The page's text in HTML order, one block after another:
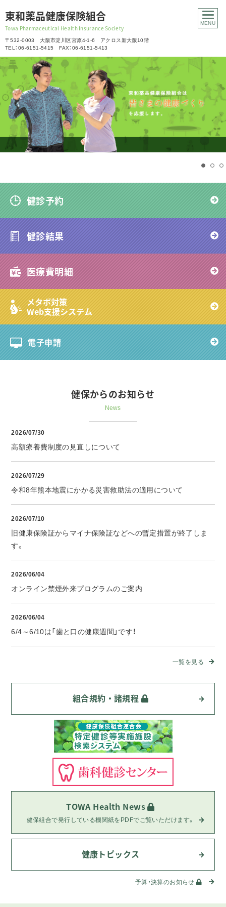
東和薬品健康保険組合
Towa Pharmaceutical Health Insurance Society
〒532-0003 大阪市淀川区宮原4-1-6 アクロス新大阪10階
TEL：06-6151-5415 FAX：06-6151-5413
健診予約
健診結果
医療費明細
メタボ対策
Web支援システム
電子申請
健保からのお知らせ
News
2026/07/30
高額療養費制度の見直しについて
2026/07/29
令和8年熊本地震にかかる災害救助法の適用について
2026/07/10
旧健康保険証からマイナ保険証などへの暫定措置が終了しま
す。
2026/06/04
オンライン禁煙外来プログラムのご案内
2026/06/04
6/4～6/10は「歯と口の健康週間」です！
一覧を見る
組合規約・諸規程
TOWA Health News
健保組合で発行している機関紙をPDFでご覧いただけます。
健康トピックス
予算・決算のお知らせ